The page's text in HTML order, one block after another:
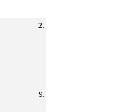
2.
9.